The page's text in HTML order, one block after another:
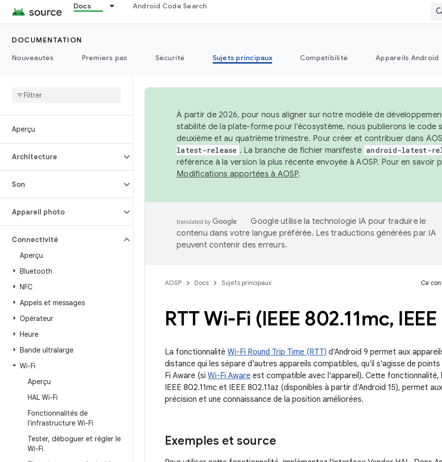
Docs Android Code Search
DOCUMENTATION
Nouveautés
Premiers pas Sécurité Sujets principaux Compatibilité Appareils Android
Aperçu
Architecture
Son
Appareil photo
Connectivité
Aperçu
Bluetooth
NFC
Appels et messages
Opérateur
Heure
Bande ultralarge
Wi-Fi
Aperçu
HAL Wi-Fi
Fonctionnalités de
l'infrastructure Wi-Fi
Tester, déboguer et régler le
Wi-Fi
À partir de 2026, pour nous aligner sur notre modèle de
stabilité de la plate-forme pour l'écosystème, nous publierons le code
deuxième et au quatrième trimestre. Pour créer et contribuer dans
latest-release . La branche de fichier manifeste android-latest-
référence à la version la plus récente envoyée à AOSP. Pour en savoir
Modifications apportées à AOSP.
Google utilise la technologie IA pour traduire le
contenu dans votre langue préférée. Les traductions générées par IA
peuvent contenir des erreurs.
AOSP Docs Sujets principaux Ce
RTT Wi-Fi (IEEE 802.11mc,
La fonctionnalité Wi-Fi Round Trip Time (RTT) d'Android 9 permet aux
distance qui les sépare d'autres appareils compatibles, qu'il s'agisse de
Fi Aware (si Wi-Fi Aware est compatible avec l'appareil). Cette
IEEE 802.11mc et IEEE 802.11az (disponibles à partir d'Android 15), permet
précision et une connaissance de la position améliorées.
Exemples et source